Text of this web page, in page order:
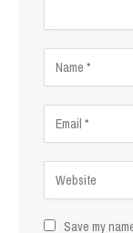
Save my